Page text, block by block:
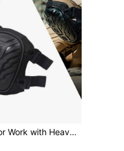
2x Knee Pads for Work with Heavy Duty Cushion